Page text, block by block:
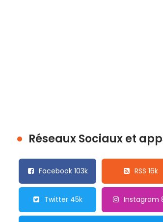
Réseaux Sociaux et
Facebook 103k RSS 16k
Twitter 45k Instagram